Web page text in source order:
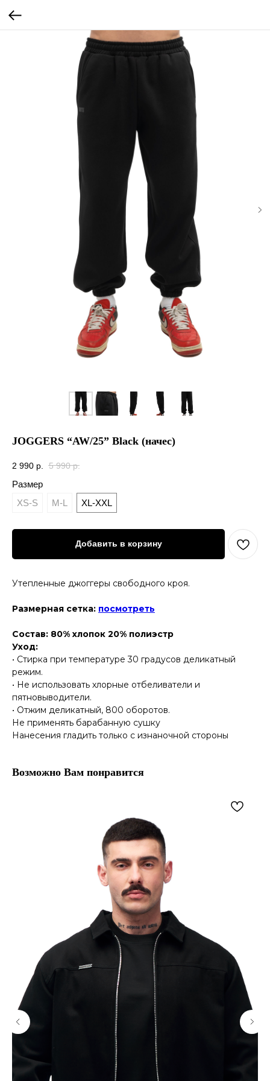
JOGGERS “AW/25” Black (начес)
2 990 р. 5 990 р.
Размер
XS-S
M-L XL-XXL
Добавить в корзину
Утепленные джоггеры свободного кроя.
Размерная сетка: посмотреть
Состав: 80% хлопок 20% полиэстр
Уход:
• Стирка при температуре 30 градусов деликатный
режим.
• Не использовать хлорные отбеливатели и
пятновыводители.
• Отжим деликатный, 800 оборотов.
Не применять барабанную сушку
Нанесения гладить только с изнаночной стороны
Возможно Вам понравится